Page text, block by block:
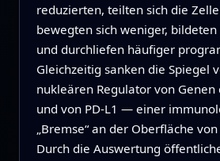
reduzierten, teilten sich die
bewegten sich weniger,
und durchliefen häufiger
Gleichzeitig sanken die Spiegel
nukleären Regulator von
und von PD‑L1 — einer
„Bremse“ an der Oberfläche
Durch die Auswertung